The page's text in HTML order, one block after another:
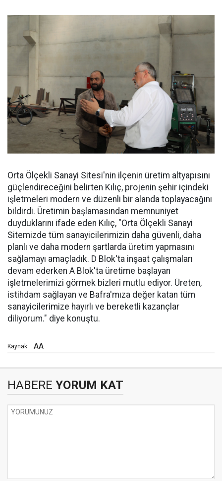
Orta Ölçekli Sanayi Sitesi'nin ilçenin üretim altyapısını
güçlendireceğini belirten Kılıç, projenin şehir içindeki
işletmeleri modern ve düzenli bir alanda toplayacağını
bildirdi. Üretimin başlamasından memnuniyet
duyduklarını ifade eden Kılıç, "Orta Ölçekli Sanayi
Sitemizde tüm sanayicilerimizin daha güvenli, daha
planlı ve daha modern şartlarda üretim yapmasını
sağlamayı amaçladık. D Blok'ta inşaat çalışmaları
devam ederken A Blok'ta üretime başlayan
işletmelerimizi görmek bizleri mutlu ediyor. Üreten,
istihdam sağlayan ve Bafra'mıza değer katan tüm
sanayicilerimize hayırlı ve bereketli kazançlar
diliyorum." diye konuştu.
Kaynak: AA
HABERE YORUM KAT